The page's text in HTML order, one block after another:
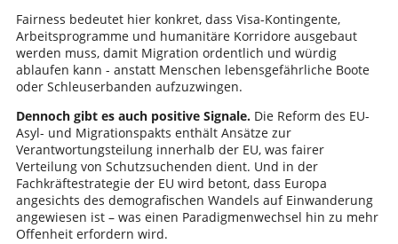
Fairness bedeutet hier konkret, dass Visa-Kontingente,
Arbeitsprogramme und humanitäre Korridore ausgebaut
werden muss, damit Migration ordentlich und würdig
ablaufen kann - anstatt Menschen lebensgefährliche Boote
oder Schleuserbanden aufzuzwingen.
Dennoch gibt es auch positive Signale.Die Reform des EU-
Asyl- und Migrationspakts enthält Ansätze zur
Verantwortungsteilung innerhalb der EU, was fairer
Verteilung von Schutzsuchenden dient. Und in der
Fachkräftestrategie der EU wird betont, dass Europa
angesichts des demografischen Wandels auf Einwanderung
angewiesen ist – was einen Paradigmenwechsel hin zu mehr
Offenheit erfordern wird.